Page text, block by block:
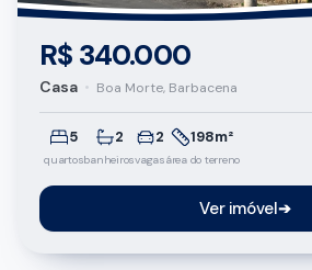
R$ 340.000
Casa • Boa Morte, Barbacena
5
quartos
2
banheiros
2
vagas
198m²
área do terreno
Ver imóvel➔